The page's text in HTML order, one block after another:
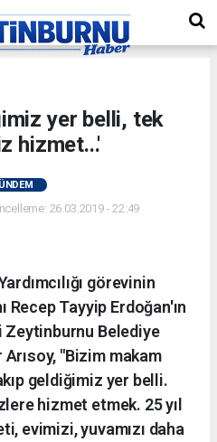
yer belli, tek
hizmet...'
26.03.2019 - 22:49
görevinin
Recep Tayyip Erdoğan'ın
Belediye
Arısoy, "Bizim makam
geldiğimiz yer belli.
hizmet etmek. 25 yıl
evimizi, yuvamızı daha